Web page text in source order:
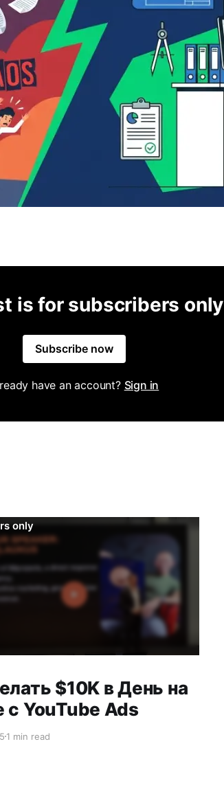
is for subscribers only
Subscribe now
have an account? Sign in
only
$10K в День на
с YouTube Ads
1 min read